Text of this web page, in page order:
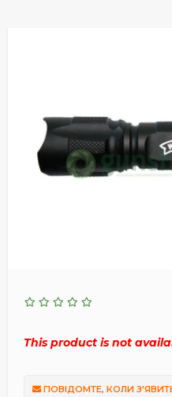
This product is not
ПОВІДОМТЕ, КОЛИ